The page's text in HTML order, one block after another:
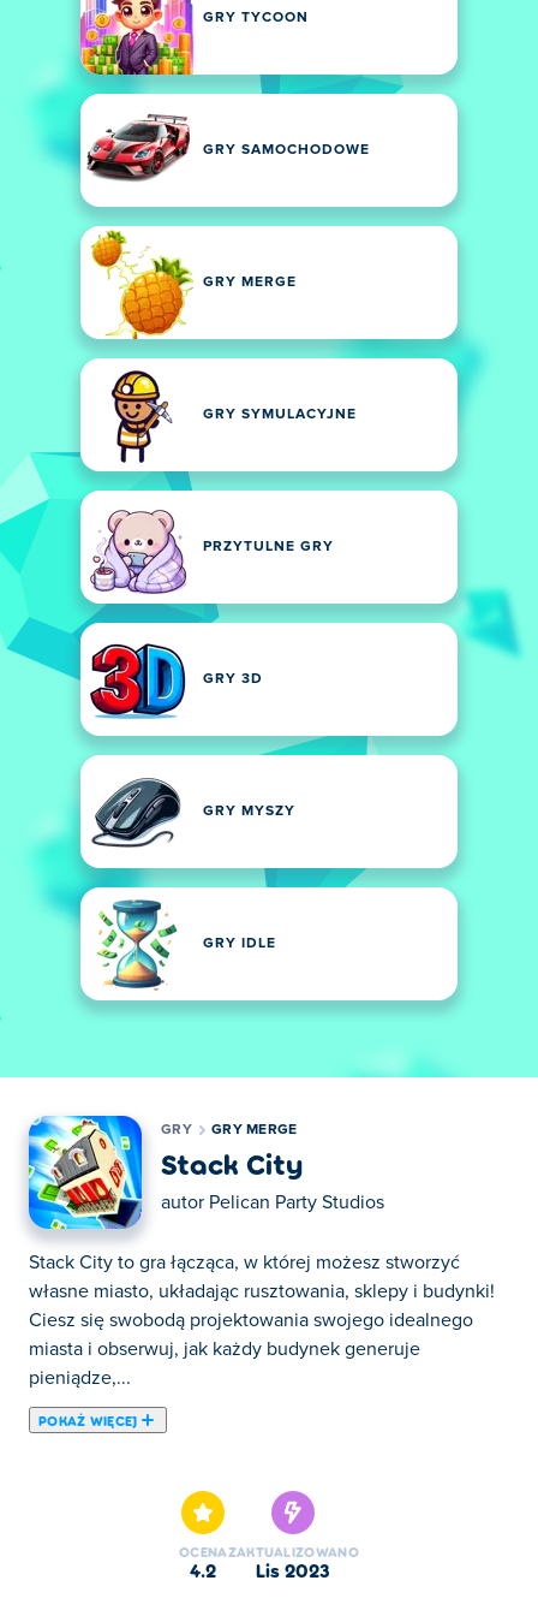
GRY TYCOON
GRY SAMOCHODOWE
GRY MERGE
GRY SYMULACYJNE
PRZYTULNE GRY
GRY 3D
GRY MYSZY
GRY IDLE
GRY GRY MERGE
Stack City
autor Pelican Party Studios
Stack City to gra łącząca, w której możesz stworzyć
własne miasto, układając rusztowania, sklepy i budynki!
Ciesz się swobodą projektowania swojego idealnego
miasta i obserwuj, jak każdy budynek generuje
pieniądze,...
POKAŻ WIĘCEJ
Ciesz się swobodą projektowania swojego idealnego
miasta i obserwuj, jak każdy budynek generuje
pieniądze, dzięki którym możesz odkrywać nowe ziemie
OCENA
4.2
ZAKTUALIZOWANO
lis 2023